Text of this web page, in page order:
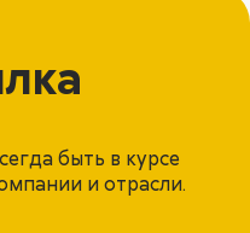
быть в курсе
и отрасли.